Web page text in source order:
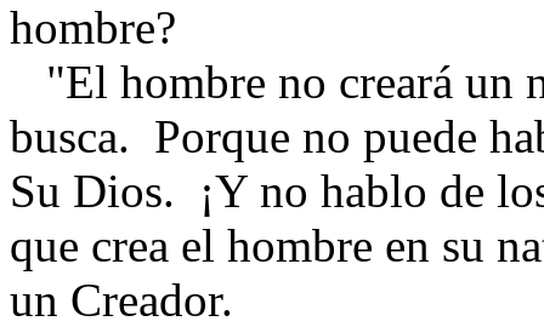
hombre?
"El hombre no creará un
busca. Porque no puede
Su Dios. ¡Y no hablo de
que crea el hombre en su
un Creador.